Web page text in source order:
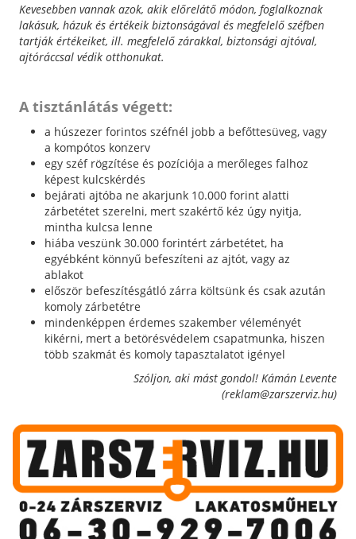
Kevesebben vannak azok, akik előrelátő módon, foglalkoznak
lakásuk, házuk és értékeik biztonságával és megfelelő széfben
tartják értékeiket, ill. megfelelő zárakkal, biztonsági ajtóval,
ajtóráccsal védik otthonukat.
A tisztánlátás végett:
a húszezer forintos széfnél jobb a befőttesüveg, vagy
a kompótos konzerv
egy széf rögzítése és pozíciója a merőleges falhoz
képest kulcskérdés
bejárati ajtóba ne akarjunk 10.000 forint alatti
zárbetétet szerelni, mert szakértő kéz úgy nyitja,
mintha kulcsa lenne
hiába veszünk 30.000 forintért zárbetétet, ha
egyébként könnyű befeszíteni az ajtót, vagy az
ablakot
először befeszítésgátló zárra költsünk és csak azután
komoly zárbetétre
mindenképpen érdemes szakember véleményét
kikérni, mert a betörésvédelem csapatmunka, hiszen
több szakmát és komoly tapasztalatot igényel
Szóljon, aki mást gondol! Kámán Levente
(reklam@zarszerviz.hu)